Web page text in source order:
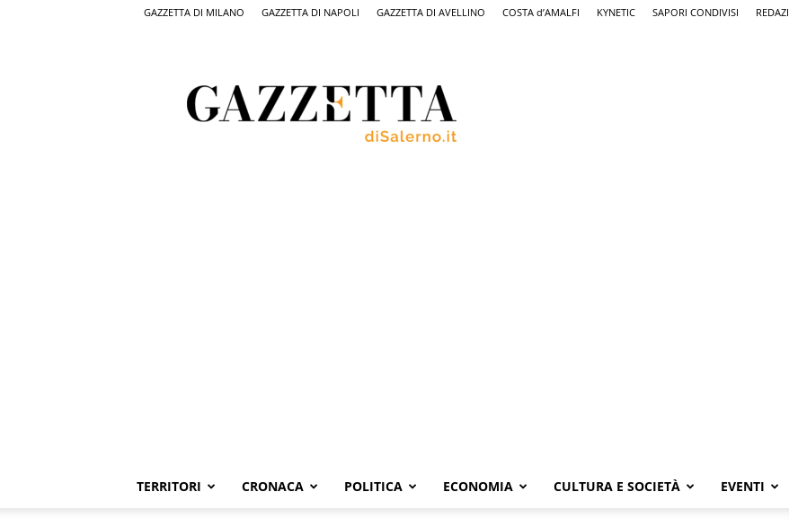
GAZZETTA DI MILANO GAZZETTA DI NAPOLI GAZZETTA DI AVELLINO COSTA d’AMALFI KYNETIC SAPORI CONDIVISI
Salerno,
il
quotidiano
TERRITORI CRONACA POLITICA ECONOMIA CULTURA E SOCIETÀ EVENTI